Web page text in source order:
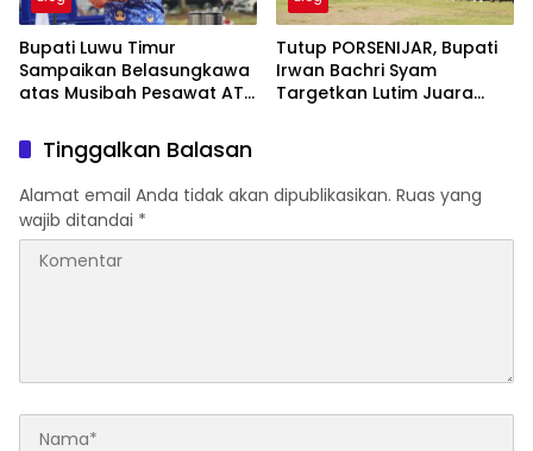
Bupati Luwu Timur
Sampaikan Belasungkawa
atas Musibah Pesawat ATR
Tutup PORSENIJAR, Bupati
Irwan Bachri Syam
Targetkan Lutim Juara
Tinggalkan Balasan
Alamat email Anda tidak akan dipublikasikan. Ruas yang
wajib ditandai *